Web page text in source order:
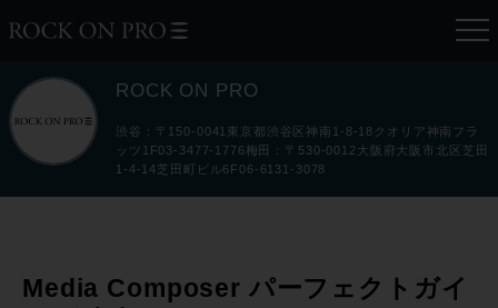
ROCK ON PRO
渋谷：〒150-0041東京都渋谷区神南1-8-18クオリア神南フラ
ッツ1F03-3477-1776梅田：〒530-0012大阪府大阪市北区芝田
1-4-14芝田町ビル6F06-6131-3078
Media Composer パーフェクトガイ